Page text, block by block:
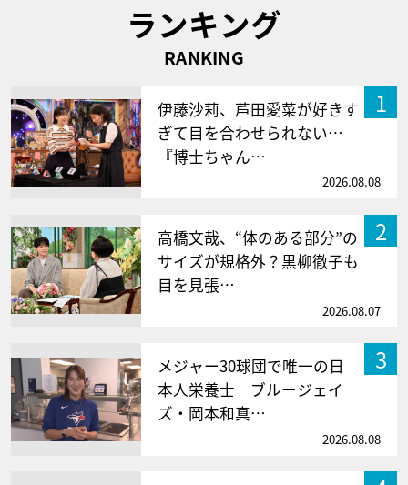
ランキング
RANKING
1
伊藤沙莉、芦田愛菜が好きす
ぎて目を合わせられない…
『博士ちゃん…
2026.08.08
2
高橋文哉、“体のある部分”の
サイズが規格外？黒柳徹子も
目を見張…
2026.08.07
3
メジャー30球団で唯一の日
本人栄養士 ブルージェイ
ズ・岡本和真…
2026.08.08